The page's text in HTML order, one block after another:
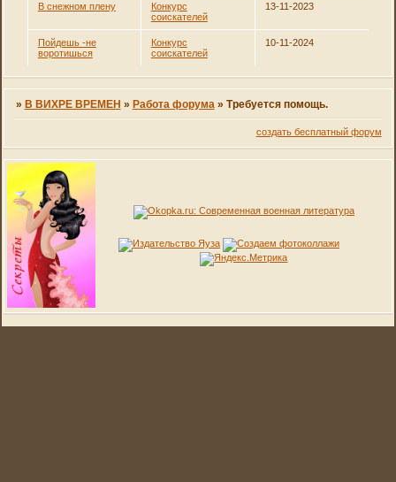
В снежном плену
Конкурс
соискателей
13-11-2023
Пойдешь -не
воротишься
Конкурс
соискателей
10-11-2024
» В ВИХРЕ ВРЕМЕН » Работа форума » Требуется помощь.
создать бесплатный форум